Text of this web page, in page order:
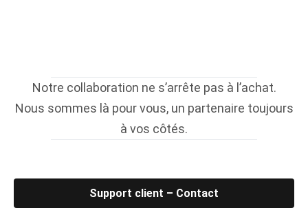
Notre collaboration ne s’arrête pas à l’achat.
Nous sommes là pour vous, un partenaire toujours
à vos côtés.
Support client – Contact